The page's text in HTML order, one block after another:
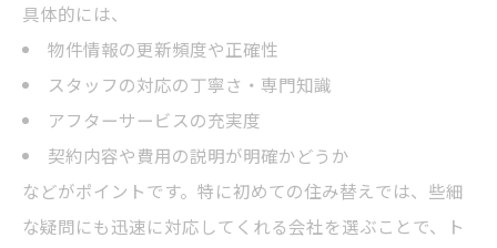
具体的には、
物件情報の更新頻度や正確性
スタッフの対応の丁寧さ・専門知識
アフターサービスの充実度
契約内容や費用の説明が明確かどうか
などがポイントです。特に初めての住み替えでは、些細
な疑問にも迅速に対応してくれる会社を選ぶことで、ト